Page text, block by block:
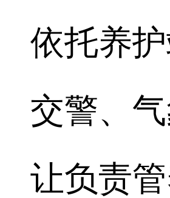
依托养
交警、
让负责